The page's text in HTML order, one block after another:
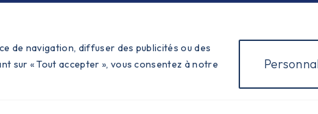
de navigation, diffuser des publicités ou des
sur « Tout accepter », vous consentez à notre
Infos Pratiques